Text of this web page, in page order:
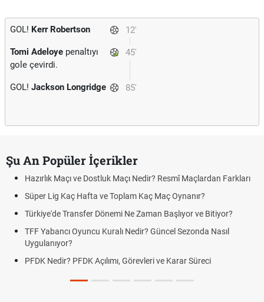
12'
GOL! Kerr Robertson
45'
Tomi Adeloye penaltıyı
gole çevirdi.
85'
GOL! Jackson Longridge
Şu An Popüler İçerikler
Hazırlık Maçı ve Dostluk Maçı Nedir? Resmî Maçlardan Farkları
Süper Lig Kaç Hafta ve Toplam Kaç Maç Oynanır?
Türkiye'de Transfer Dönemi Ne Zaman Başlıyor ve Bitiyor?
TFF Yabancı Oyuncu Kuralı Nedir? Güncel Sezonda Nasıl
Uygulanıyor?
PFDK Nedir? PFDK Açılımı, Görevleri ve Karar Süreci